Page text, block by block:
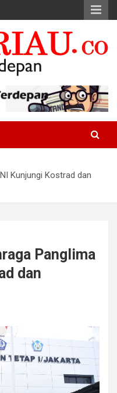
Kunjungi Kostrad dan
Panglima
dan